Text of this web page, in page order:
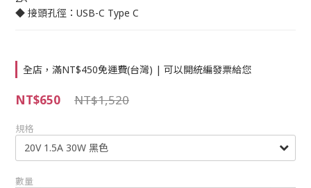
◆ 接頭孔徑：USB-C Type C
全店，滿NT$450免運費(台灣) | 可以開統編發票給您
NT$1,520
NT$650
規格
數量